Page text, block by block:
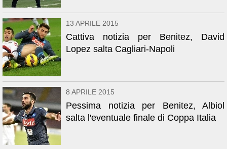
13 APRILE 2015
Cattiva notizia per Benitez, David
Lopez salta Cagliari-Napoli
8 APRILE 2015
Pessima notizia per Benitez, Albiol
salta l'eventuale finale di Coppa Italia